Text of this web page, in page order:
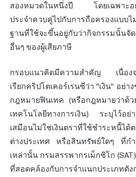
สองหมวดในหนึ่งปี โดยเฉพาะอย่
ประจำควบคู่ไปกับการถือครองแบบ
ฐานที่ใช้จะขึ้นอยู่กับว่ากิจกรรมนั้นจั
อื่นๆ ของผู้เสียภาษี
กรอบแนวคิดมีความสำคัญ เนื่องจ
เรียกคริปโตเคอร์เรนซีว่า "เงิน" อย่า
กฎหมายฟินเทค (หรือกฎหมายว่าด้
เทคโนโลยีทางการเงิน) ระบุไว้อ
เสมือนไม่ใช่เงินตราที่ใช้ชำระหนี้ไ
ต่างประเทศ หรือสินทรัพย์ใดๆ ที่กำ
เหล่านั้น กรมสรรพากรเม็กซิโก
ที่สอดคล้องกับการจำแนกประเ